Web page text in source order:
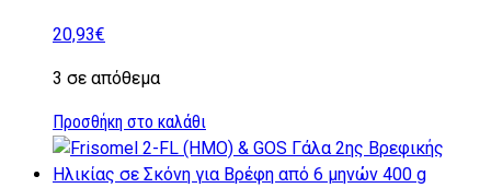
20,93€
3 σε απόθεμα
Προσθήκη στο καλάθι